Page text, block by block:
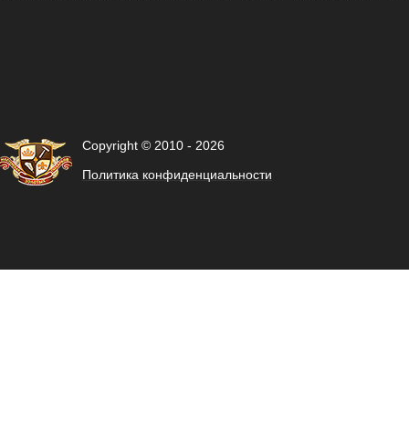
Copyright © 2010 - 2026
Политика конфиденциальности